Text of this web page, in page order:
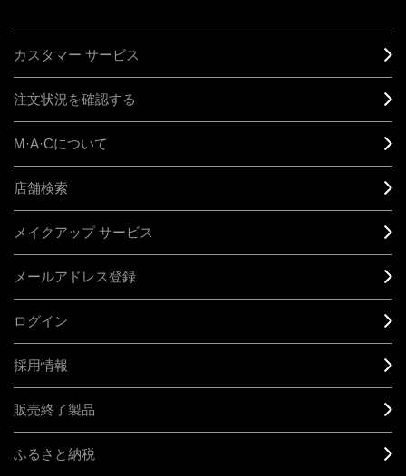
カスタマー サービス
注文状況を確認する
M·A·Cについて
店舗検索
メイクアップ サービス
メールアドレス登録
ログイン
採用情報
販売終了製品
ふるさと納税